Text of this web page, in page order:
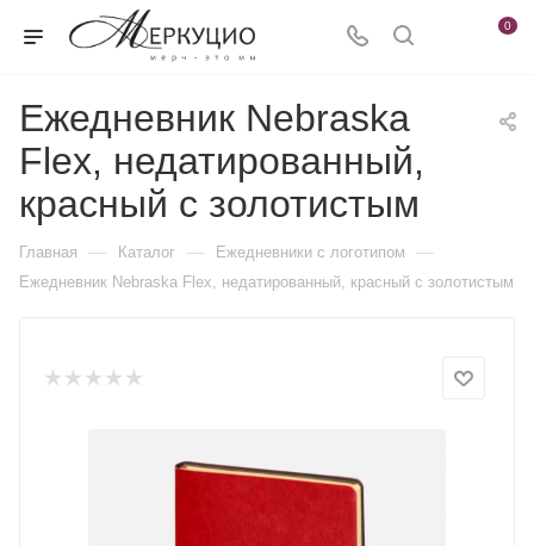
0
Ежедневник Nebraska
Flex, недатированный,
красный с золотистым
Главная — Каталог — Ежедневники c логотипом —
Ежедневник Nebraska Flex, недатированный, красный с золотистым